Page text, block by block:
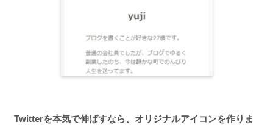
Twitterを本気で伸ばすなら、オリジナルアイコンを作りま